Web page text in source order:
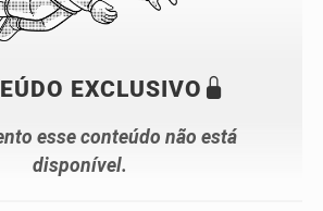
EXCLUSIVO
esse conteúdo não está
disponível.